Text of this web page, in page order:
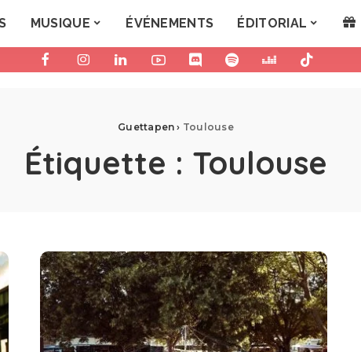
MUSIQUE ÉVÉNEMENTS ÉDITORIAL
Guettapen › Toulouse
Étiquette : Toulouse